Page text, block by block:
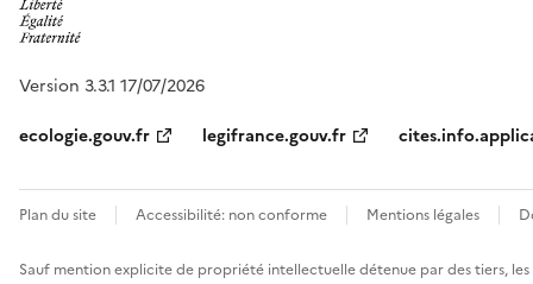
Version 3.3.1 17/07/2026
ecologie.gouv.fr
legifrance.gouv.fr
Plan du site Accessibilité: non conforme Mentions légales
Sauf mention explicite de propriété intellectuelle détenue par des tiers,